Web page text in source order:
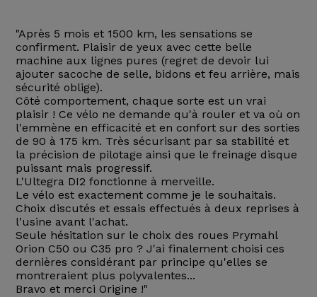
"Après 5 mois et 1500 km, les sensations se
confirment. Plaisir de yeux avec cette belle
machine aux lignes pures (regret de devoir lui
ajouter sacoche de selle, bidons et feu arrière, mais
sécurité oblige).
Côté comportement, chaque sorte est un vrai
plaisir ! Ce vélo ne demande qu'à rouler et va où on
l'emmène en efficacité et en confort sur des sorties
de 90 à 175 km. Très sécurisant par sa stabilité et
la précision de pilotage ainsi que le freinage disque
puissant mais progressif.
L'Ultegra DI2 fonctionne à merveille.
Le vélo est exactement comme je le souhaitais.
Choix discutés et essais effectués à deux reprises à
l'usine avant l'achat.
Seule hésitation sur le choix des roues Prymahl
Orion C50 ou C35 pro ? J'ai finalement choisi ces
dernières considérant par principe qu'elles se
montreraient plus polyvalentes...
Bravo et merci Origine !"